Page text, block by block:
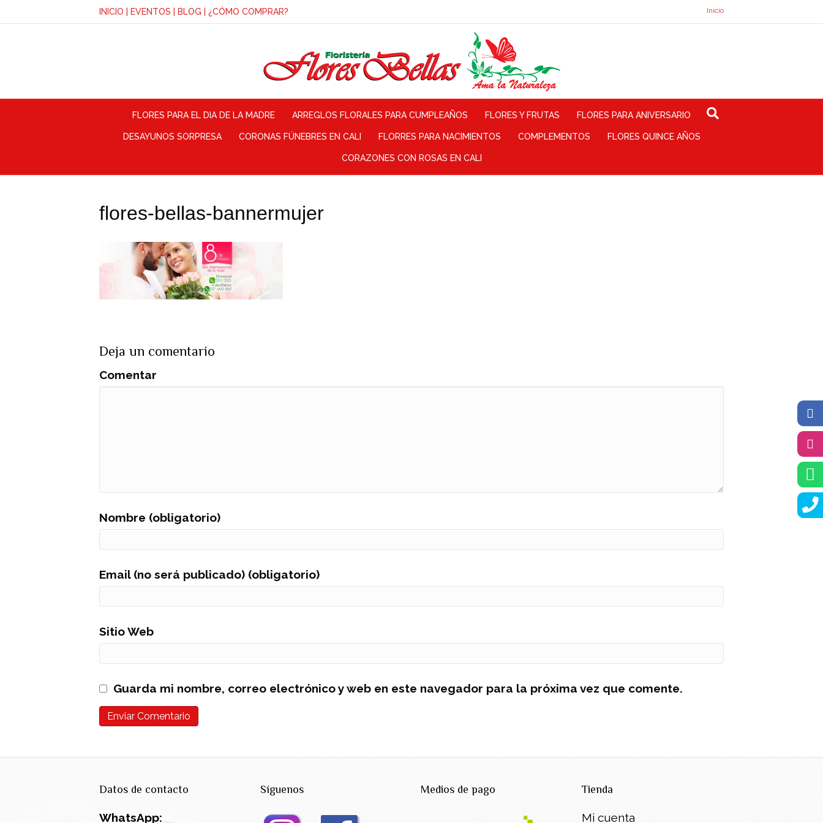
INICIO EVENTOS BLOG ¿CÓMO COMPRAR? Inicio
FLORES PARA EL DIA DE LA MADRE ARREGLOS FLORALES PARA CUMPLEAÑOS FLORES Y FRUTAS FLORES PARA ANIVERSARIO
DESAYUNOS SORPRESA CORONAS FÚNEBRES EN CALI FLORRES PARA NACIMIENTOS COMPLEMENTOS FLORES QUINCE AÑOS
CORAZONES CON ROSAS EN CALI
flores-bellas-bannermujer
Deja un comentario
Comentar
Nombre (obligatorio)
Email (no será publicado) (obligatorio)
Sitio Web
Guarda mi nombre, correo electrónico y web en este navegador para la próxima vez que comente.
Datos de contacto
WhatsApp:
Síguenos Medios de pago Tienda
Mi cuenta